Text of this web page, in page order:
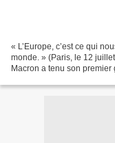
« L’Europe, c’est ce qui
monde. » (Paris, le 12
Macron a tenu son